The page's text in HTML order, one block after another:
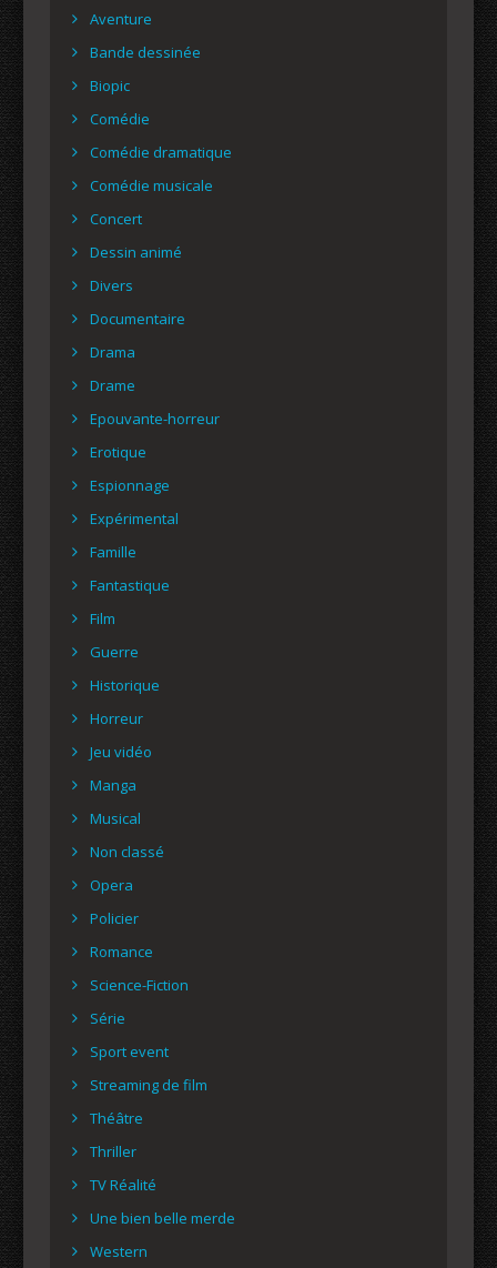
Aventure
Bande dessinée
Biopic
Comédie
Comédie dramatique
Comédie musicale
Concert
Dessin animé
Divers
Documentaire
Drama
Drame
Epouvante-horreur
Erotique
Espionnage
Expérimental
Famille
Fantastique
Film
Guerre
Historique
Horreur
Jeu vidéo
Manga
Musical
Non classé
Opera
Policier
Romance
Science-Fiction
Série
Sport event
Streaming de film
Théâtre
Thriller
TV Réalité
Une bien belle merde
Western